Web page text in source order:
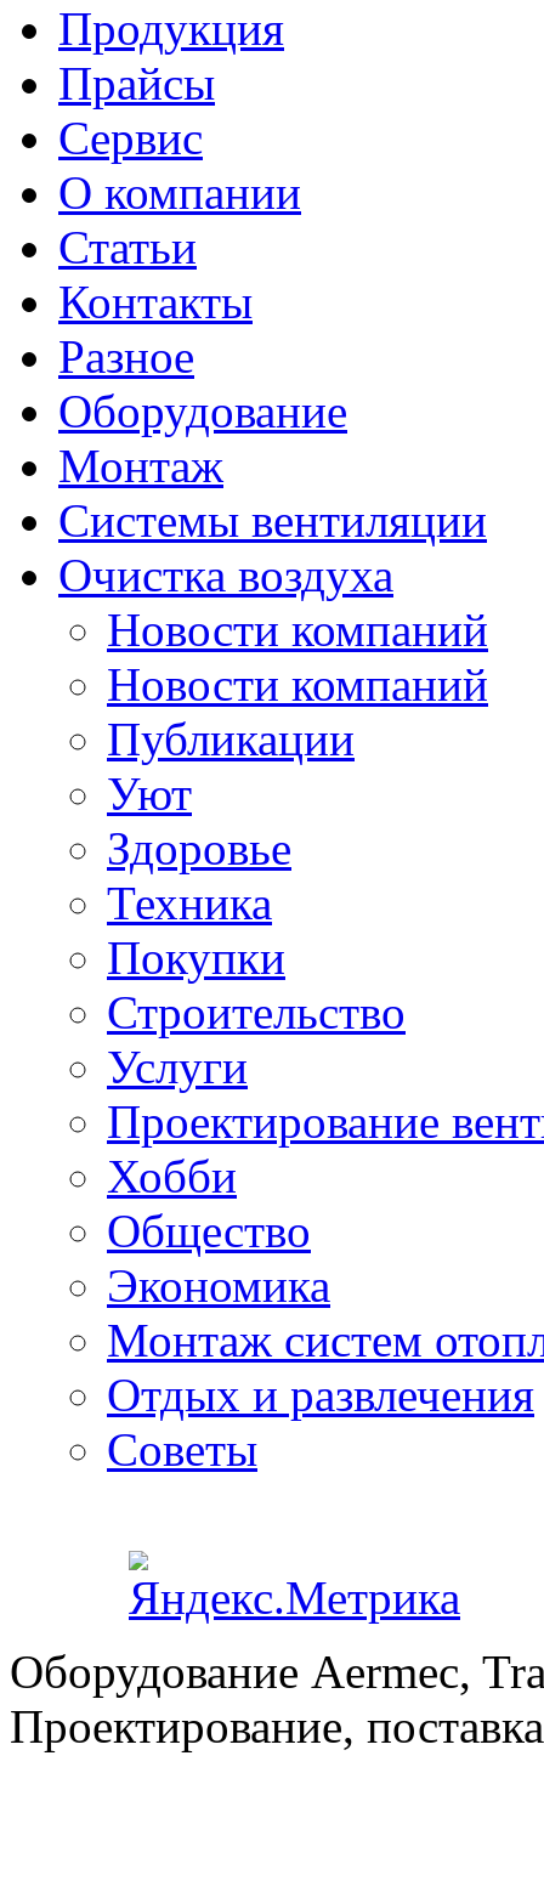
Продукция
Прайсы
Сервис
О компании
Статьи
Контакты
Разное
Оборудование
Монтаж
Системы вентиляции
Очистка воздуха
Новости компаний
Новости компаний
Публикации
Уют
Здоровье
Техника
Покупки
Строительство
Услуги
Проектирование
Хобби
Общество
Экономика
Монтаж систем
Отдых и развлечения
Советы
Оборудование Aermec,
Проектирование,